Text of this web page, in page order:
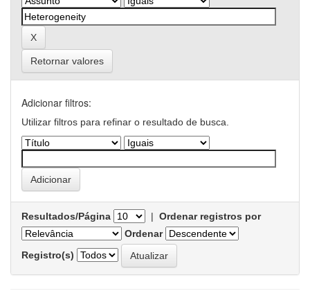
Retornar valores
Adicionar filtros:
Utilizar filtros para refinar o resultado de busca.
Resultados/Página | Ordenar registros por
Ordenar
Registro(s)